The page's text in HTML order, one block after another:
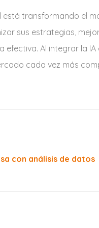
está transformando el
sus estrategias,
efectiva. Al integrar la
cada vez más
con análisis de datos